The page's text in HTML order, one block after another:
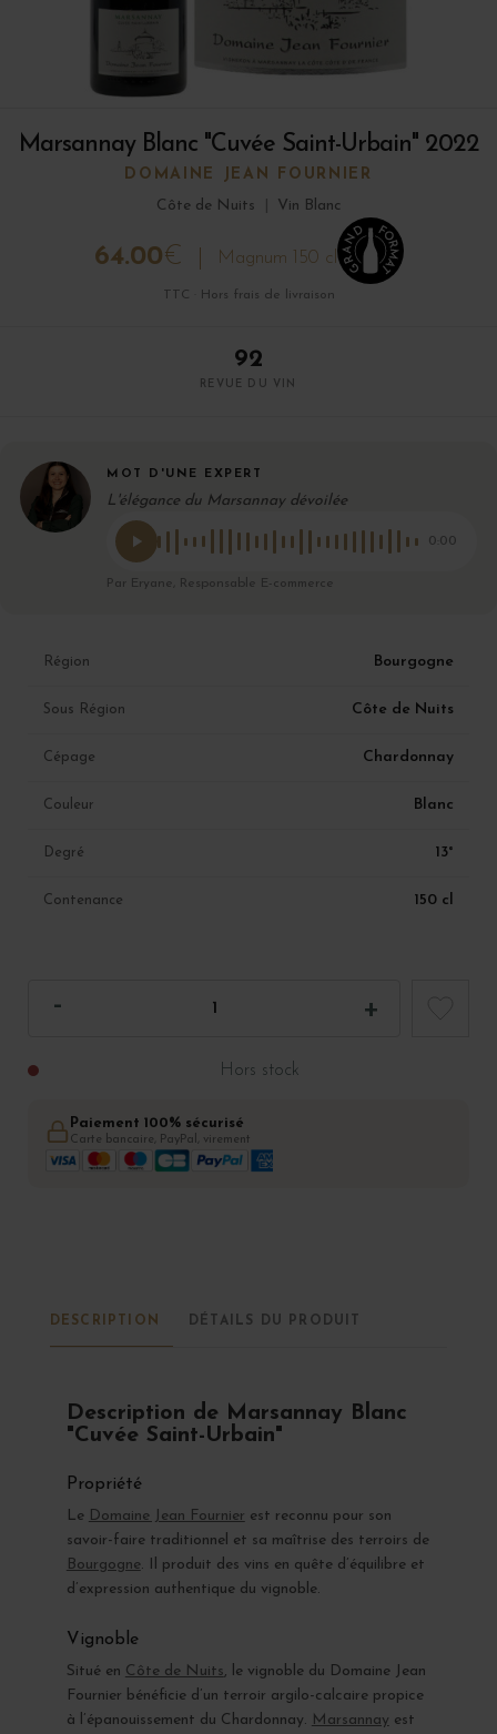
Marsannay Blanc "Cuvée Saint-Urbain" 2022
DOMAINE JEAN FOURNIER
Côte de Nuits
Vin Blanc
64.00€ Magnum 150 cl
TTC · Hors frais de livraison
92
REVUE DU VIN
MOT D'UNE EXPERT
L'élégance du Marsannay dévoilée
0:00
Par Eryane, Responsable E-commerce
Région Bourgogne
Sous Région Côte de Nuits
Cépage Chardonnay
Couleur Blanc
Degré 13°
Contenance 150 cl
Hors stock
Paiement 100% sécurisé
Carte bancaire, PayPal, virement
DESCRIPTION DÉTAILS DU PRODUIT
Description de Marsannay Blanc
"Cuvée Saint-Urbain"
Propriété
Le Domaine Jean Fournier est reconnu pour son
savoir-faire traditionnel et sa maîtrise des terroirs de
Bourgogne. Il produit des vins en quête d’équilibre et
d’expression authentique du vignoble.
Vignoble
Situé en Côte de Nuits, le vignoble du Domaine Jean
Fournier bénéficie d’un terroir argilo-calcaire propice
à l’épanouissement du Chardonnay. Marsannay est